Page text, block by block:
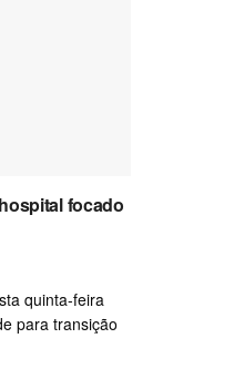
focado
quinta-feira
para transição